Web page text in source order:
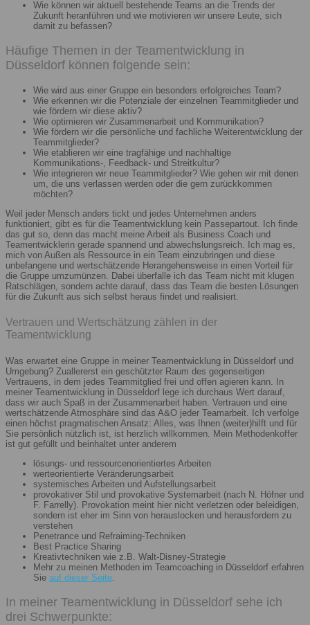
Wie können wir aktuell bestehende Teams an die Trends der
Zukunft heranführen und wie motivieren wir unsere Leute, sich
damit zu befassen?
Häufige Themen in der Teamentwicklung in
Düsseldorf können folgende sein:
Wie wird aus einer Gruppe ein besonders erfolgreiches Team?
Wie erkennen wir die Potenziale der einzelnen Teammitglieder und
wie fördern wir diese aktiv?
Wie optimieren wir Zusammenarbeit und Kommunikation?
Wie fördern wir die persönliche und fachliche Weiterentwicklung der
Teammitglieder?
Wie etablieren wir eine tragfähige und nachhaltige
Kommunikations-, Feedback- und Streitkultur?
Wie integrieren wir neue Teammitglieder? Wie gehen wir mit denen
um, die uns verlassen werden oder die gern zurückkommen
möchten?
Weil jeder Mensch anders tickt und jedes Unternehmen anders
funktioniert, gibt es für die Teamentwicklung kein Passepartout. Ich finde
das gut so, denn das macht meine Arbeit als Business Coach und
Teamentwicklerin gerade spannend und abwechslungsreich. Ich mag es,
mich von Außen als Ressource in ein Team einzubringen und diese
unbefangene und wertschätzende Herangehensweise in einen Vorteil für
die Gruppe umzumünzen. Dabei überfalle ich das Team nicht mit klugen
Ratschlägen, sondern achte darauf, dass das Team die besten Lösungen
für die Zukunft aus sich selbst heraus findet und realisiert.
Vertrauen und Wertschätzung zählen in der
Teamentwicklung
Was erwartet eine Gruppe in meiner Teamentwicklung in Düsseldorf und
Umgebung? Zuallererst ein geschützter Raum des gegenseitigen
Vertrauens, in dem jedes Teammitglied frei und offen agieren kann. In
meiner Teamentwicklung in Düsseldorf lege ich durchaus Wert darauf,
dass wir auch Spaß in der Zusammenarbeit haben. Vertrauen und eine
wertschätzende Atmosphäre sind das A&O jeder Teamarbeit. Ich verfolge
einen höchst pragmatischen Ansatz: Alles, was Ihnen (weiter)hilft und für
Sie persönlich nützlich ist, ist herzlich willkommen. Mein Methodenkoffer
ist gut gefüllt und beinhaltet unter anderem
lösungs- und ressourcenorientiertes Arbeiten
werteorientierte Veränderungsarbeit
systemisches Arbeiten und Aufstellungsarbeit
provokativer Stil und provokative Systemarbeit (nach N. Höfner und
F. Farrelly). Provokation meint hier nicht verletzen oder beleidigen,
sondern ist eher im Sinn von herauslocken und herausfordern zu
verstehen
Penetrance und Refraiming-Techniken
Best Practice Sharing
Kreativtechniken wie z.B. Walt-Disney-Strategie
Mehr zu meinen Methoden im Teamcoaching in Düsseldorf erfahren
Sie auf dieser Seite.
In meiner Teamentwicklung in Düsseldorf sehe ich
drei Schwerpunkte: